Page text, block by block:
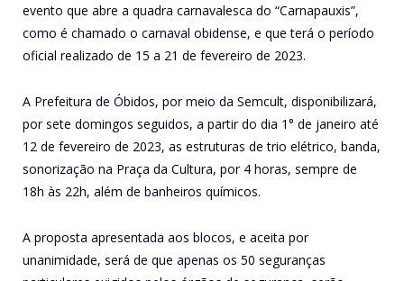
evento que abre a quadra carnavalesca do “Carnapauxis”,
como é chamado o carnaval obidense, e que terá o período
oficial realizado de 15 a 21 de fevereiro de 2023.
A Prefeitura de Óbidos, por meio da Semcult, disponibilizará,
por sete domingos seguidos, a partir do dia 1° de janeiro até
12 de fevereiro de 2023, as estruturas de trio elétrico, banda,
sonorização na Praça da Cultura, por 4 horas, sempre de
18h às 22h, além de banheiros químicos.
A proposta apresentada aos blocos, e aceita por
unanimidade, será de que apenas os 50 seguranças